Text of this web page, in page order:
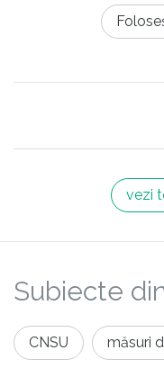
vezi
Subiecte
CNSU măsuri